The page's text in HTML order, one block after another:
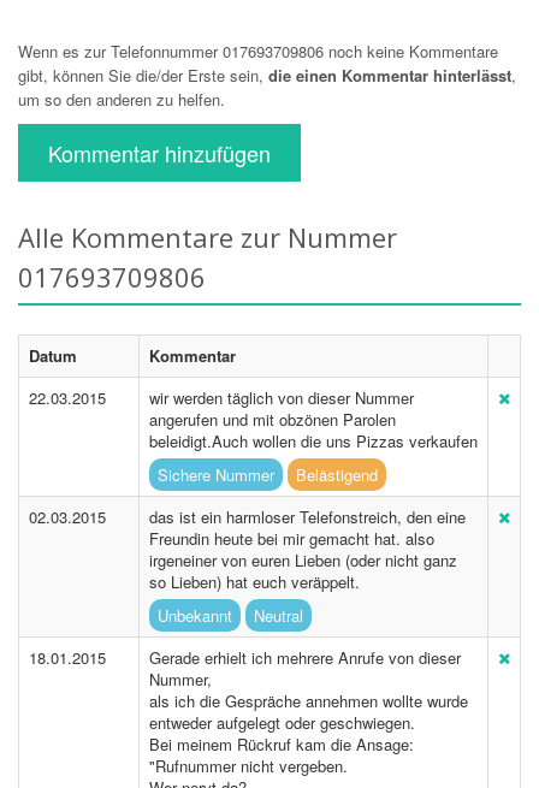
Wenn es zur Telefonnummer 017693709806 noch keine Kommentare
gibt, können Sie die/der Erste sein, die einen Kommentar hinterlässt,
um so den anderen zu helfen.
Kommentar hinzufügen
Alle Kommentare zur Nummer
017693709806
Datum
Kommentar
22.03.2015
wir werden täglich von dieser Nummer
angerufen und mit obzönen Parolen
beleidigt.Auch wollen die uns Pizzas verkaufen
Sichere Nummer
Belästigend
02.03.2015
das ist ein harmloser Telefonstreich, den eine
Freundin heute bei mir gemacht hat. also
irgeneiner von euren Lieben (oder nicht ganz
so Lieben) hat euch veräppelt.
Unbekannt
Neutral
18.01.2015
Gerade erhielt ich mehrere Anrufe von dieser
Nummer,
als ich die Gespräche annehmen wollte wurde
entweder aufgelegt oder geschwiegen.
Bei meinem Rückruf kam die Ansage:
"Rufnummer nicht vergeben.